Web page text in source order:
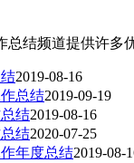
总结频道提供许多
2019-08-16
总结2019-09-19
结2019-08-16
结2020-07-25
年度总结2019-08-